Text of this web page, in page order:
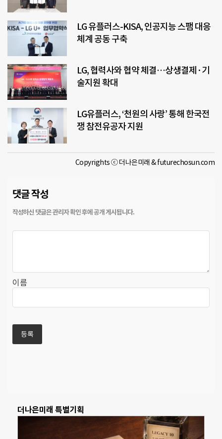
LG 유플러스-KISA, 인공지능 스팸 대응
체계 공동 구축
LG, 협력사와 협약 체결…상생결제·기
술지원 확대
LG유플러스, ‘천원의 사랑’ 통해 한국전
쟁 참전유공자 지원
Copyrights ⓒ 더나은미래 & futurechosun.com
댓글 작성
이름
더나은미래 특별기획